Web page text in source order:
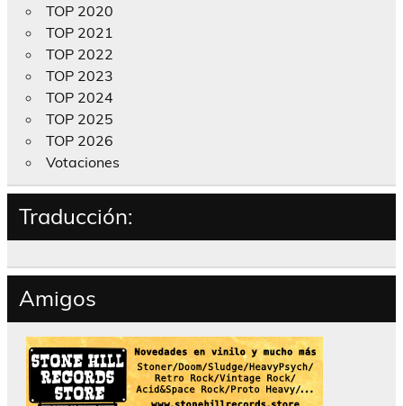
TOP 2020
TOP 2021
TOP 2022
TOP 2023
TOP 2024
TOP 2025
TOP 2026
Votaciones
Traducción:
Amigos